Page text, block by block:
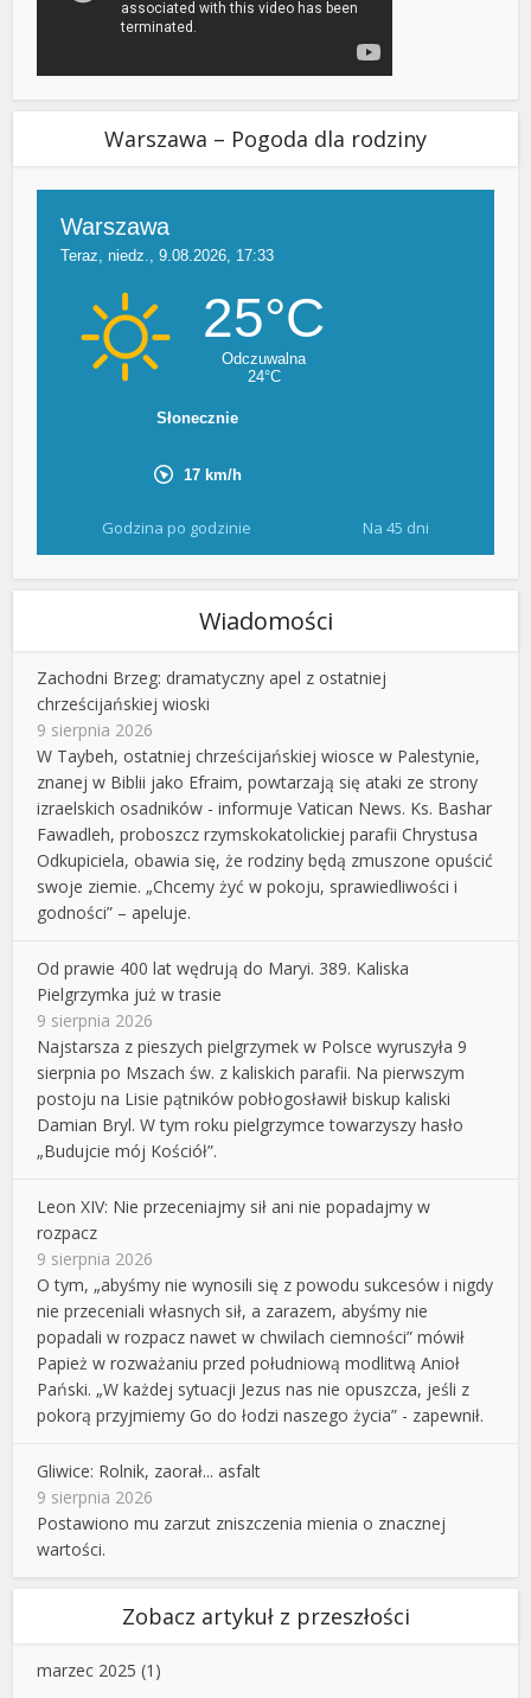
Warszawa – Pogoda dla rodziny
Godzina po godzinie Na 45 dni
Wiadomości
Zachodni Brzeg: dramatyczny apel z ostatniej
chrześcijańskiej wioski
9 sierpnia 2026
W Taybeh, ostatniej chrześcijańskiej wiosce w Palestynie,
znanej w Biblii jako Efraim, powtarzają się ataki ze strony
izraelskich osadników - informuje Vatican News. Ks. Bashar
Fawadleh, proboszcz rzymskokatolickiej parafii Chrystusa
Odkupiciela, obawia się, że rodziny będą zmuszone opuścić
swoje ziemie. „Chcemy żyć w pokoju, sprawiedliwości i
godności” – apeluje.
Od prawie 400 lat wędrują do Maryi. 389. Kaliska
Pielgrzymka już w trasie
9 sierpnia 2026
Najstarsza z pieszych pielgrzymek w Polsce wyruszyła 9
sierpnia po Mszach św. z kaliskich parafii. Na pierwszym
postoju na Lisie pątników pobłogosławił biskup kaliski
Damian Bryl. W tym roku pielgrzymce towarzyszy hasło
„Budujcie mój Kościół”.
Leon XIV: Nie przeceniajmy sił ani nie popadajmy w
rozpacz
9 sierpnia 2026
O tym, „abyśmy nie wynosili się z powodu sukcesów i nigdy
nie przeceniali własnych sił, a zarazem, abyśmy nie
popadali w rozpacz nawet w chwilach ciemności” mówił
Papież w rozważaniu przed południową modlitwą Anioł
Pański. „W każdej sytuacji Jezus nas nie opuszcza, jeśli z
pokorą przyjmiemy Go do łodzi naszego życia” - zapewnił.
Gliwice: Rolnik, zaorał... asfalt
9 sierpnia 2026
Postawiono mu zarzut zniszczenia mienia o znacznej
wartości.
Zobacz artykuł z przeszłości
marzec 2025 (1)